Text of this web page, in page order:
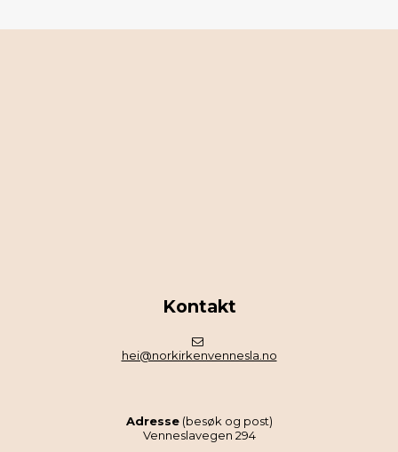
Kontakt
hei@norkirkenvennesla.no
Adresse(besøk og post)
Venneslavegen 294